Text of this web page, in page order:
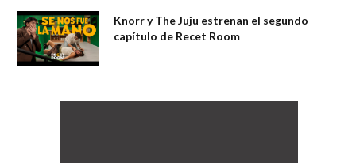
Knorr y The Juju estrenan el segundo
capítulo de Recet Room